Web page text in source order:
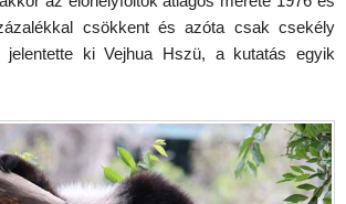
csökkent és azóta csak csekély
jelentette ki Vejhua Hszü, a kutatás egyik